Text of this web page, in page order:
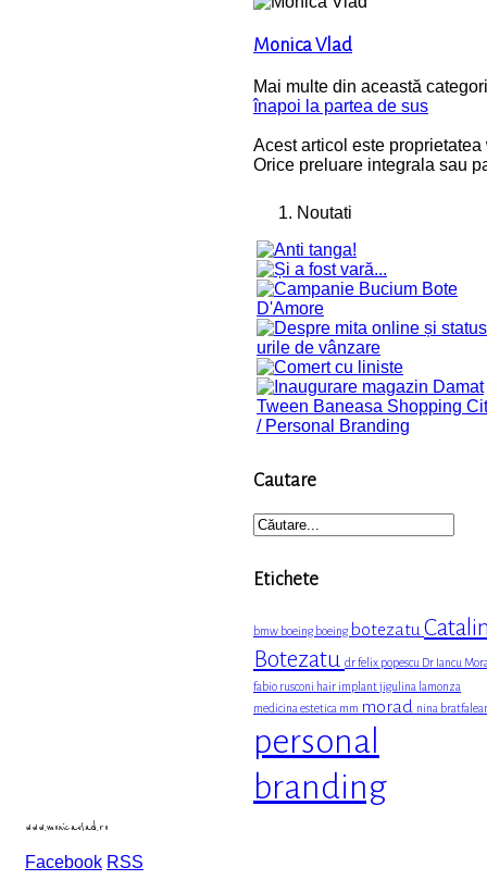
Monica Vlad
Mai multe din această
înapoi la partea de sus
Acest articol este proprietatea
Orice preluare integrala sau
Noutati
Cautare
Etichete
bmw boeing boeing botezatu
Botezatu dr felix popescu Dr Iancu
fabio rusconi hair implantjigulina lamonza
medicina estetica mm morad nina
personal
branding
www.monicavlad.ro
Facebook RSS